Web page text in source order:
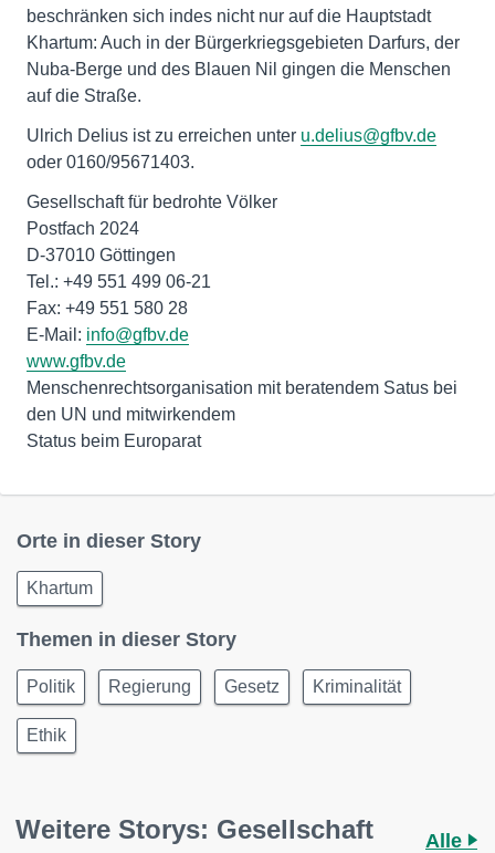
beschränken sich indes nicht nur auf die Hauptstadt
Khartum: Auch in der Bürgerkriegsgebieten Darfurs, der
Nuba-Berge und des Blauen Nil gingen die Menschen
auf die Straße.
Ulrich Delius ist zu erreichen unter u.delius@gfbv.de
oder 0160/95671403.
Gesellschaft für bedrohte Völker
Postfach 2024
D-37010 Göttingen
Tel.: +49 551 499 06-21
Fax: +49 551 580 28
E-Mail: info@gfbv.de
www.gfbv.de
Menschenrechtsorganisation mit beratendem Satus bei
den UN und mitwirkendem
Status beim Europarat
Orte in dieser Story
Khartum
Themen in dieser Story
Politik Regierung Gesetz Kriminalität
Ethik
Weitere Storys: Gesellschaft
Alle